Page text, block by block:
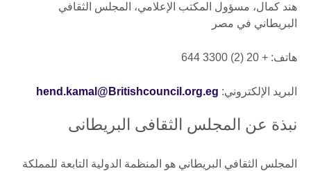
هند كمال، مسؤول المكتب الإعلامي، المجلس الثقافي
البريطاني في مصر
هاتف: + 20 (2) 3300 644
البريد الإلكتروني: hend.kamal@Britishcouncil.org.eg
نبذة عن المجلس الثقافى البريطانى
المجلس الثقافي البريطاني هو المنظمة الدولية التابعة للمملكة